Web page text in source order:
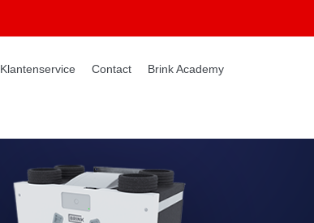
Klantenservice Contact Brink Academy